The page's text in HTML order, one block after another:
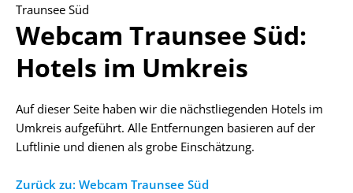
Traunsee Süd
Webcam Traunsee Süd:
Hotels im Umkreis
Auf dieser Seite haben wir die nächstliegenden Hotels im
Umkreis aufgeführt. Alle Entfernungen basieren auf der
Luftlinie und dienen als grobe Einschätzung.
Zurück zu: Webcam Traunsee Süd